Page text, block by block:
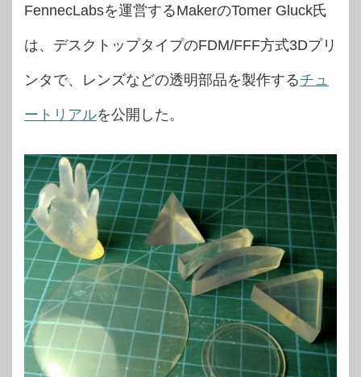
FennecLabsを運営するMakerのTomer Gluck氏
は、デスクトップタイプのFDM/FFF方式3Dプリ
ンタで、レンズなどの透明部品を製作するチュ
ートリアルを公開した。